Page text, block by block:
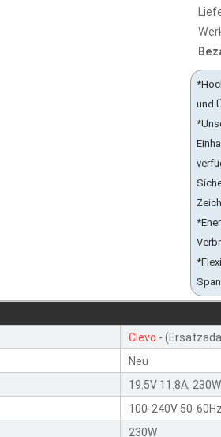
und
Clevo -
Neu
19.5V 11.8A, 230W
100-240V 50-
230W